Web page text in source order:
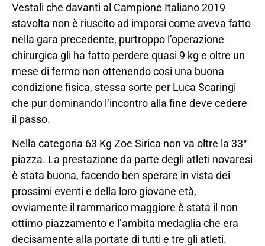
Vestali che davanti al Campione Italiano 2019
stavolta non è riuscito ad imporsi come aveva fatto
nella gara precedente, purtroppo l’operazione
chirurgica gli ha fatto perdere quasi 9 kg e oltre un
mese di fermo non ottenendo cosi una buona
condizione fisica, stessa sorte per Luca Scaringi
che pur dominando l’incontro alla fine deve cedere
il passo.
Nella categoria 63 Kg Zoe Sirica non va oltre la 33°
piazza. La prestazione da parte degli atleti novaresi
è stata buona, facendo ben sperare in vista dei
prossimi eventi e della loro giovane età,
ovviamente il rammarico maggiore è stata il non
ottimo piazzamento e l’ambita medaglia che era
decisamente alla portate di tutti e tre gli atleti.